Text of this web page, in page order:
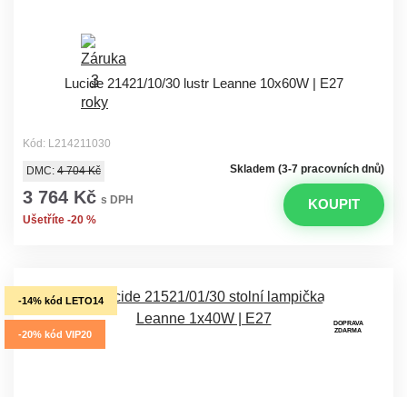
Lucide 21421/10/30 lustr Leanne 10x60W | E27
Kód: L214211030
Skladem (3-7 pracovních dnů)
DMC: 4 704 Kč
3 764 Kč s DPH
Ušetříte -20 %
KOUPIT
-14% kód LETO14
-20% kód VIP20
DOPRAVA
ZDARMA